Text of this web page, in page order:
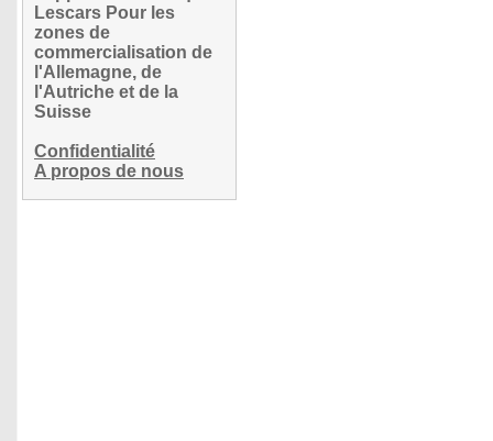
Lescars Pour les
zones de
commercialisation de
l'Allemagne, de
l'Autriche et de la
Suisse
Confidentialité
A propos de nous